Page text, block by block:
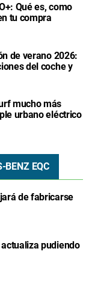
Qué es, como
tu compra
de verano 2026:
del coche y
mucho más
urbano eléctrico
BENZ EQC
de fabricarse
actualiza pudiendo